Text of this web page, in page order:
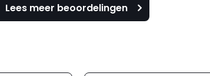
Lees meer beoordelingen